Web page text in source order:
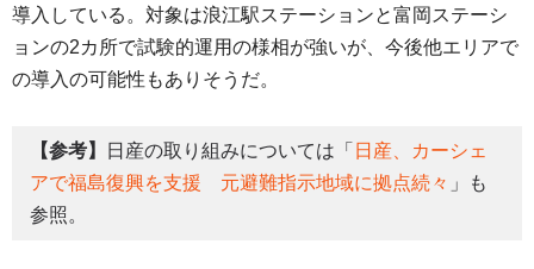
導入している。対象は浪江駅ステーションと富岡ステーシ
ョンの2カ所で試験的運用の様相が強いが、今後他エリアで
の導入の可能性もありそうだ。
【参考】 日産の取り組みについては「 日産、カーシェ
アで福島復興を支援 元避難指示地域に拠点続々 」も
参照。